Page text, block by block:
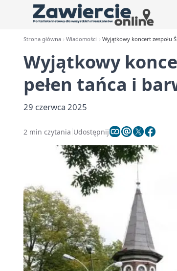
Strona główna Wiadomości Wyjątkowy koncert zespołu
Wyjątkowy
pełen tańca i
29 czerwca 2025
2 min czytania Udostępnij